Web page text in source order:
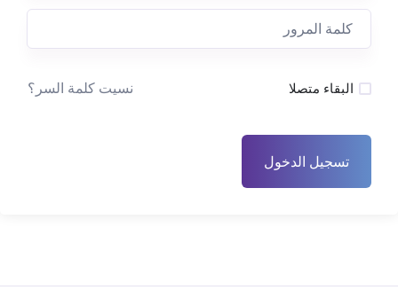
البقاء متصلا نسيت كلمة السر؟
تسجيل الدخول